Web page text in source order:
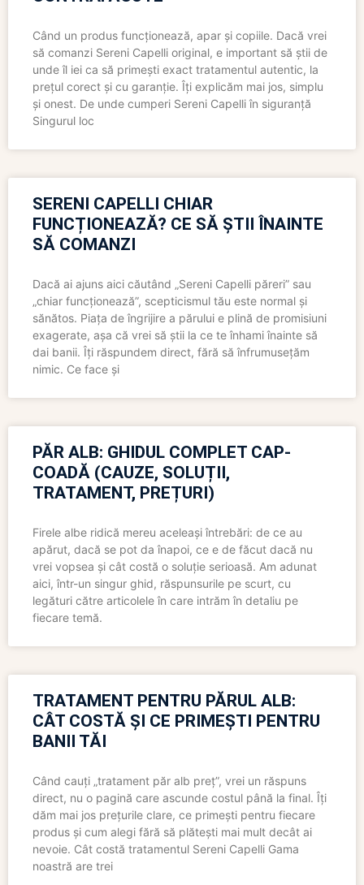
Când un produs funcționează, apar și copiile. Dacă vrei
să comanzi Sereni Capelli original, e important să știi de
unde îl iei ca să primești exact tratamentul autentic, la
prețul corect și cu garanție. Îți explicăm mai jos, simplu
și onest. De unde cumperi Sereni Capelli în siguranță
Singurul loc
SERENI CAPELLI CHIAR
FUNCȚIONEAZĂ? CE SĂ ȘTII ÎNAINTE
SĂ COMANZI
Dacă ai ajuns aici căutând „Sereni Capelli păreri” sau
„chiar funcționează”, scepticismul tău este normal și
sănătos. Piața de îngrijire a părului e plină de promisiuni
exagerate, așa că vrei să știi la ce te înhami înainte să
dai banii. Îți răspundem direct, fără să înfrumusețăm
nimic. Ce face și
PĂR ALB: GHIDUL COMPLET CAP-
COADĂ (CAUZE, SOLUȚII,
TRATAMENT, PREȚURI)
Firele albe ridică mereu aceleași întrebări: de ce au
apărut, dacă se pot da înapoi, ce e de făcut dacă nu
vrei vopsea și cât costă o soluție serioasă. Am adunat
aici, într-un singur ghid, răspunsurile pe scurt, cu
legături către articolele în care intrăm în detaliu pe
fiecare temă.
TRATAMENT PENTRU PĂRUL ALB:
CÂT COSTĂ ȘI CE PRIMEȘTI PENTRU
BANII TĂI
Când cauți „tratament păr alb preț”, vrei un răspuns
direct, nu o pagină care ascunde costul până la final. Îți
dăm mai jos prețurile clare, ce primești pentru fiecare
produs și cum alegi fără să plătești mai mult decât ai
nevoie. Cât costă tratamentul Sereni Capelli Gama
noastră are trei